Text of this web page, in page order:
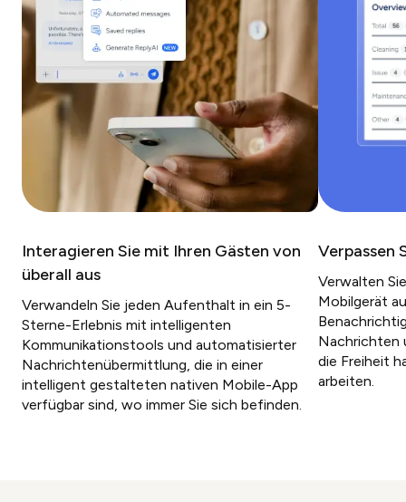
Interagieren Sie mit Ihren Gästen von
überall aus
Verwandeln Sie jeden Aufenthalt in ein 5-
Sterne-Erlebnis mit intelligenten
Kommunikationstools und automatisierter
Nachrichtenübermittlung, die in einer
intelligent gestalteten nativen Mobile-App
verfügbar sind, wo immer Sie sich befinden.
Verpassen
Verwalten
Mobilgerät
Nachrichten
die Freiheit
arbeiten.